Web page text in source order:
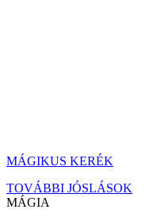
MÁGIKUS KERÉK
TOVÁBBI JÓSLÁSOK
MÁGIA